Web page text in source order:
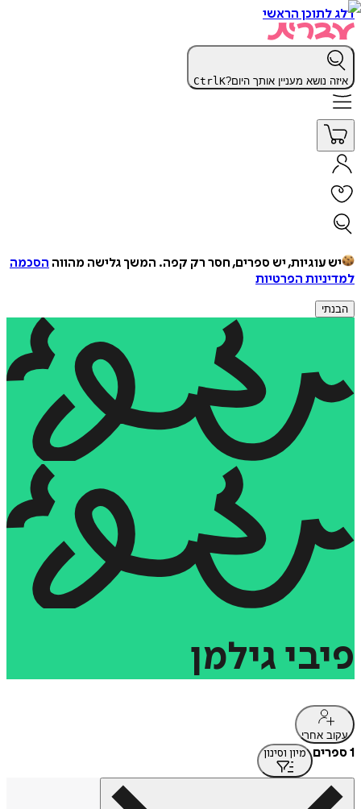
דלג לתוכן הראשי
איזה נושא מעניין אותך היום? CtrlK
יש עוגיות, יש ספרים, חסר רק קפה. המשך גלישה מהווה הסכמה
למדיניות הפרטיות
הבנתי
פיבי גילמן
עקוב אחרי
1 ספרים מיון וסינון